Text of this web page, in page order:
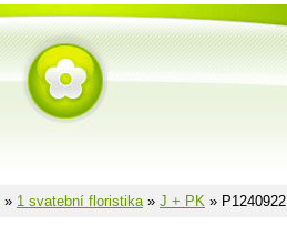
» 1 svatební floristika» J + PK » P1240922